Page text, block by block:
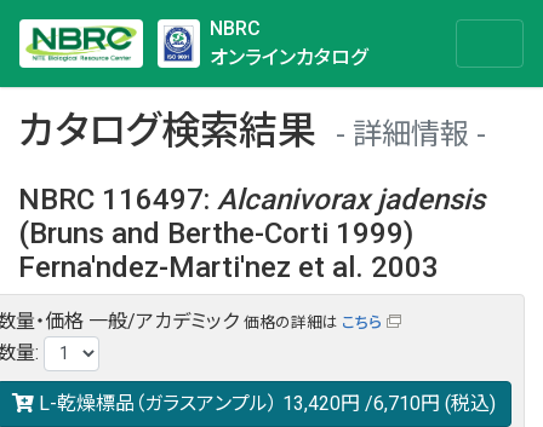
NBRC
オンラインカタログ
カタログ検索結果
詳細情報
NBRC 116497: Alcanivorax jadensis
(Bruns and Berthe-Corti 1999)
Ferna'ndez-Marti'nez et al. 2003
NBRC 116497の情報や関連データは以下のバナー(DBRP)か
らご覧ください。
日本語での検索も可能です。
量・価格 一般/アカデミック 価格の詳細は こちら
量:
L-乾燥標品（ガラスアンプル） 13,420円 /6,710円 (税込)